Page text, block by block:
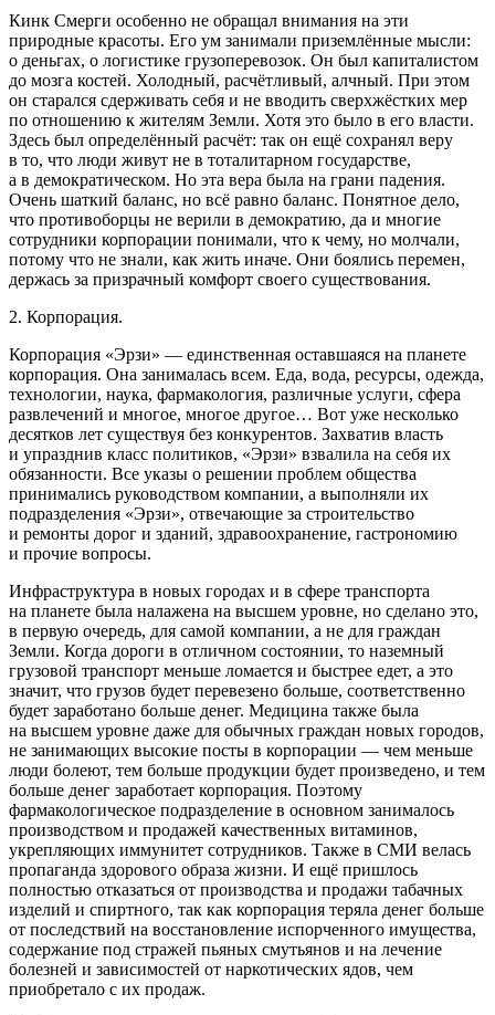
Кинк Смерги особенно не обращал внимания на эти
природные красоты. Его ум занимали приземлённые мысли:
о деньгах, о логистике грузоперевозок. Он был капиталистом
до мозга костей. Холодный, расчётливый, алчный. При этом
он старался сдерживать себя и не вводить сверхжёстких мер
по отношению к жителям Земли. Хотя это было в его власти.
Здесь был определённый расчёт: так он ещё сохранял веру
в то, что люди живут не в тоталитарном государстве,
а в демократическом. Но эта вера была на грани падения.
Очень шаткий баланс, но всё равно баланс. Понятное дело,
что противоборцы не верили в демократию, да и многие
сотрудники корпорации понимали, что к чему, но молчали,
потому что не знали, как жить иначе. Они боялись перемен,
держась за призрачный комфорт своего существования.
2. Корпорация.
Корпорация «Эрзи» — единственная оставшаяся на планете
корпорация. Она занималась всем. Еда, вода, ресурсы, одежда,
технологии, наука, фармакология, различные услуги, сфера
развлечений и многое, многое другое… Вот уже несколько
десятков лет существуя без конкурентов. Захватив власть
и упразднив класс политиков, «Эрзи» взвалила на себя их
обязанности. Все указы о решении проблем общества
принимались руководством компании, а выполняли их
подразделения «Эрзи», отвечающие за строительство
и ремонты дорог и зданий, здравоохранение, гастрономию
и прочие вопросы.
Инфраструктура в новых городах и в сфере транспорта
на планете была налажена на высшем уровне, но сделано это,
в первую очередь, для самой компании, а не для граждан
Земли. Когда дороги в отличном состоянии, то наземный
грузовой транспорт меньше ломается и быстрее едет, а это
значит, что грузов будет перевезено больше, соответственно
будет заработано больше денег. Медицина также была
на высшем уровне даже для обычных граждан новых городов,
не занимающих высокие посты в корпорации — чем меньше
люди болеют, тем больше продукции будет произведено, и тем
больше денег заработает корпорация. Поэтому
фармакологическое подразделение в основном занималось
производством и продажей качественных витаминов,
укрепляющих иммунитет сотрудников. Также в СМИ велась
пропаганда здорового образа жизни. И ещё пришлось
полностью отказаться от производства и продажи табачных
изделий и спиртного, так как корпорация теряла денег больше
от последствий на восстановление испорченного имущества,
содержание под стражей пьяных смутьянов и на лечение
болезней и зависимостей от наркотических ядов, чем
приобретало с их продаж.